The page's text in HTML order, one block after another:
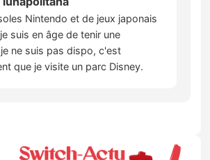
Nintendo et de jeux japonais
suis en âge de tenir une
ne suis pas dispo, c'est
que je visite un parc Disney.